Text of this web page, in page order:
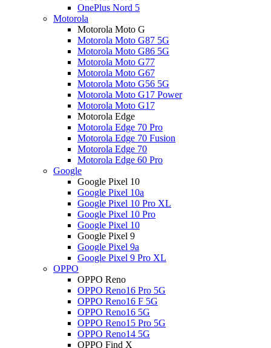
OnePlus Nord 5
Motorola
Motorola Moto G
Motorola Moto G87 5G
Motorola Moto G86 5G
Motorola Moto G77
Motorola Moto G67
Motorola Moto G56 5G
Motorola Moto G17 Power
Motorola Moto G17
Motorola Edge
Motorola Edge 70 Pro
Motorola Edge 70 Fusion
Motorola Edge 70
Motorola Edge 60 Pro
Google
Google Pixel 10
Google Pixel 10a
Google Pixel 10 Pro XL
Google Pixel 10 Pro
Google Pixel 10
Google Pixel 9
Google Pixel 9a
Google Pixel 9 Pro XL
OPPO
OPPO Reno
OPPO Reno16 Pro 5G
OPPO Reno16 F 5G
OPPO Reno16 5G
OPPO Reno15 Pro 5G
OPPO Reno14 5G
OPPO Find X